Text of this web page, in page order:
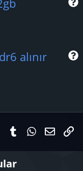
S
alınır
PinterestTumblrE-